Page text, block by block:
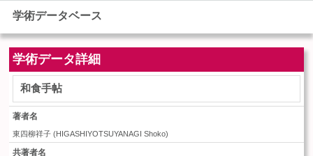
学術データベース
学術データ詳細
和食手帖
著者名
東四柳祥子 (HIGASHIYOTSUYANAGI Shoko)
共著者名